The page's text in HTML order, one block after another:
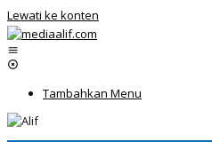
Lewati ke konten
Tambahkan Menu